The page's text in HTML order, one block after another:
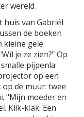
wereld.
huis van Gabriël
de boeken
kleine gele
je ze zien?" Op
pijpenla
op een
de muur: twee
"Mijn moeder en
Klik-klak. Een